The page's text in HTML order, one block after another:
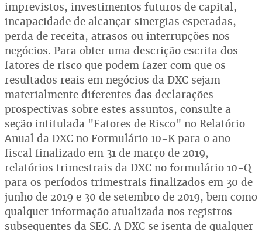
imprevistos, investimentos futuros de capital,
incapacidade de alcançar sinergias esperadas,
perda de receita, atrasos ou interrupções nos
negócios. Para obter uma descrição escrita dos
fatores de risco que podem fazer com que os
resultados reais em negócios da DXC sejam
materialmente diferentes das declarações
prospectivas sobre estes assuntos, consulte a
seção intitulada "Fatores de Risco" no Relatório
Anual da DXC no Formulário 10-K para o ano
fiscal finalizado em 31 de março de 2019,
relatórios trimestrais da DXC no formulário 10-Q
para os períodos trimestrais finalizados em 30 de
junho de 2019 e 30 de setembro de 2019, bem como
qualquer informação atualizada nos registros
subsequentes da SEC. A DXC se isenta de qualquer